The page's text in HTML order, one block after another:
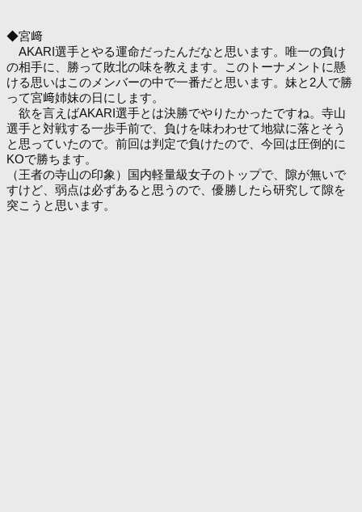
◆宮﨑
AKARI選手とやる運命だったんだなと思います。唯一の負け
の相手に、勝って敗北の味を教えます。このトーナメントに懸
ける思いはこのメンバーの中で一番だと思います。妹と2人で勝
って宮﨑姉妹の日にします。
欲を言えばAKARI選手とは決勝でやりたかったですね。寺山
選手と対戦する一歩手前で、負けを味わわせて地獄に落とそう
と思っていたので。前回は判定で負けたので、今回は圧倒的に
KOで勝ちます。
（王者の寺山の印象）国内軽量級女子のトップで、隙が無いで
すけど、弱点は必ずあると思うので、優勝したら研究して隙を
突こうと思います。